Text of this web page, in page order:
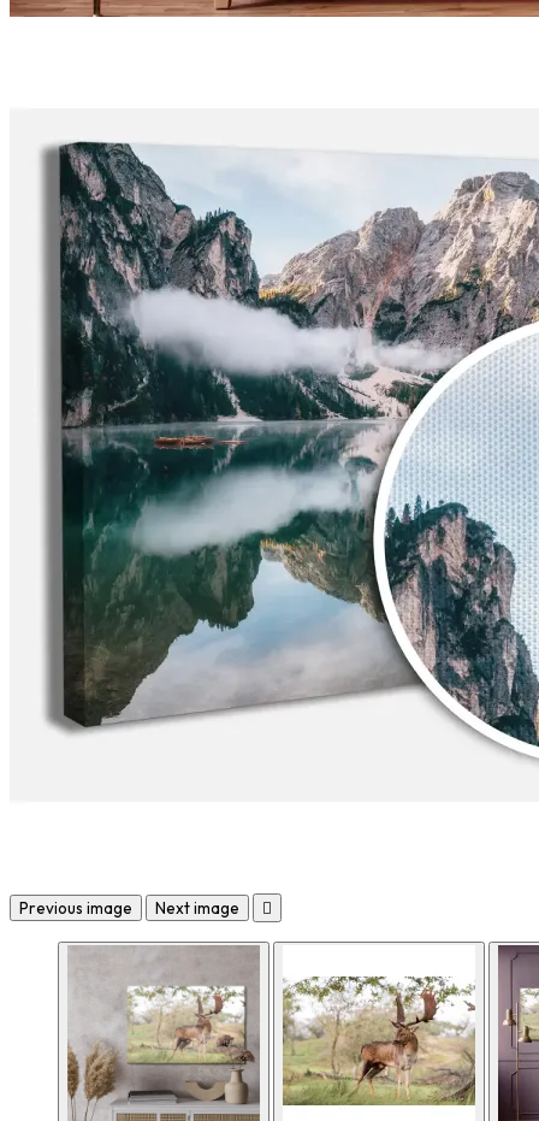
Previous image Next image 